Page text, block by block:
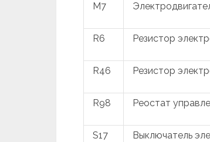
M7
R6 Резистор
R46 Резистор
R98 Реостат
S17 Выключатель